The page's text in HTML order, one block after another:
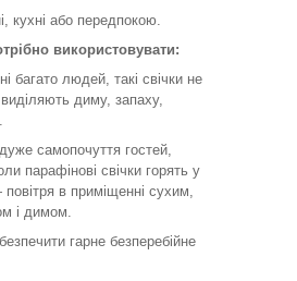
кухні або передпокою.
використовувати:
багато людей, такі свічки не
диму, запаху,
самопочуття гостей,
парафінові свічки горять у
повітря в приміщенні сухим,
і димом.
гарне безперебійне